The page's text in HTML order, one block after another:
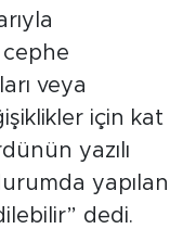
cephe
veya
için kat
yazılı
yapılan
dedi.